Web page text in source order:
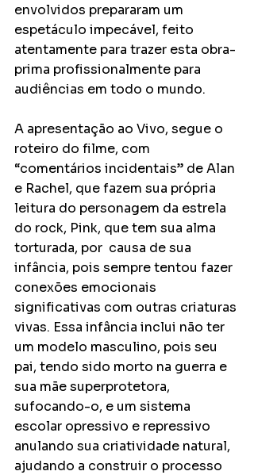
envolvidos prepararam um
espetáculo impecável, feito
atentamente para trazer esta obra-
prima profissionalmente para
audiências em todo o mundo.
A apresentação ao Vivo, segue o
roteiro do filme, com
“comentários incidentais” de Alan
e Rachel, que fazem sua própria
leitura do personagem da estrela
do rock, Pink, que tem sua alma
torturada, por  causa de sua
infância, pois sempre tentou fazer
conexões emocionais
significativas com outras criaturas
vivas. Essa infância inclui não ter
um modelo masculino, pois seu
pai, tendo sido morto na guerra e
sua mãe superprotetora,
sufocando-o, e um sistema
escolar opressivo e repressivo
anulando sua criatividade natural,
ajudando a construir o processo